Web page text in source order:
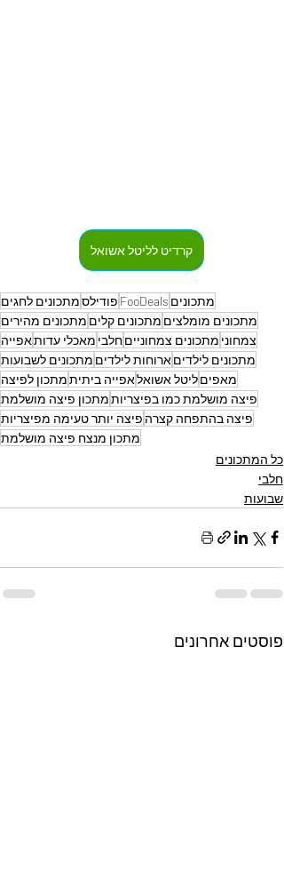
קרדיט לליטל אשואל
מתכונים FooDeals פודילסמתכונים לחגים
מתכונים מומלצים מתכונים קלים מתכונים מהירים
צמחוני מתכונים צמחונייםחלבי מאכלי עדותאפייה
מתכונים לילדיםארוחות לילדים מתכונים לשבועות
מאפיםליטל אשואלאפייה ביתיתמתכון לפיצה
פיצה מושלמת כמו בפיצריותמתכון פיצה מושלמת
פיצה בהתפחה קצרה פיצה יותר טעימה מפיצריות
מתכון מנצח פיצה מושלמת
כל המתכונים
חלבי
שבועות
פוסטים אחרונים